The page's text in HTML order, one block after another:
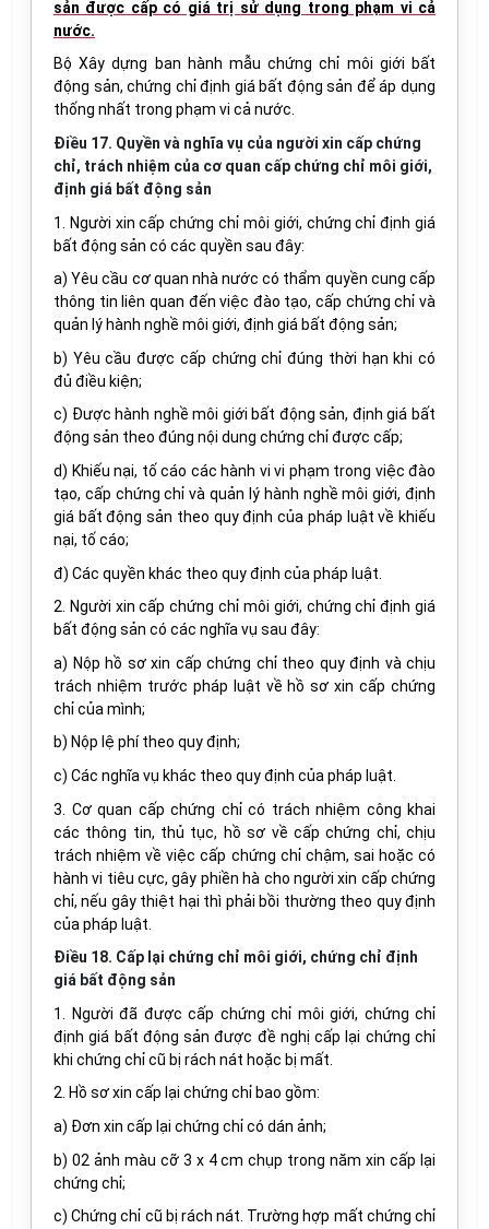
sản được cấp có giá trị sử dụng trong phạm vi cả
nước.
Bộ Xây dựng ban hành mẫu chứng chỉ môi giới bất
động sản, chứng chỉ định giá bất động sản để áp dụng
thống nhất trong phạm vi cả nước.
Điều 17. Quyền và nghĩa vụ của người xin cấp chứng
chỉ, trách nhiệm của cơ quan cấp chứng chỉ môi giới,
định giá bất động sản
1. Người xin cấp chứng chỉ môi giới, chứng chỉ định giá
bất động sản có các quyền sau đây:
a) Yêu cầu cơ quan nhà nước có thẩm quyền cung cấp
thông tin liên quan đến việc đào tạo, cấp chứng chỉ và
quản lý hành nghề môi giới, định giá bất động sản;
b) Yêu cầu được cấp chứng chỉ đúng thời hạn khi có
đủ điều kiện;
c) Được hành nghề môi giới bất động sản, định giá bất
động sản theo đúng nội dung chứng chỉ được cấp;
d) Khiếu nại, tố cáo các hành vi vi phạm trong việc đào
tạo, cấp chứng chỉ và quản lý hành nghề môi giới, định
giá bất động sản theo quy định của pháp luật về khiếu
nại, tố cáo;
đ) Các quyền khác theo quy định của pháp luật.
2. Người xin cấp chứng chỉ môi giới, chứng chỉ định giá
bất động sản có các nghĩa vụ sau đây:
a) Nộp hồ sơ xin cấp chứng chỉ theo quy định và chịu
trách nhiệm trước pháp luật về hồ sơ xin cấp chứng
chỉ của mình;
b) Nộp lệ phí theo quy định;
c) Các nghĩa vụ khác theo quy định của pháp luật.
3. Cơ quan cấp chứng chỉ có trách nhiệm công khai
các thông tin, thủ tục, hồ sơ về cấp chứng chỉ, chịu
trách nhiệm về việc cấp chứng chỉ chậm, sai hoặc có
hành vi tiêu cực, gây phiền hà cho người xin cấp chứng
chỉ, nếu gây thiệt hại thì phải bồi thường theo quy định
của pháp luật.
Điều 18. Cấp lại chứng chỉ môi giới, chứng chỉ định
giá bất động sản
1. Người đã được cấp chứng chỉ môi giới, chứng chỉ
định giá bất động sản được đề nghị cấp lại chứng chỉ
khi chứng chỉ cũ bị rách nát hoặc bị mất.
2. Hồ sơ xin cấp lại chứng chỉ bao gồm:
a) Đơn xin cấp lại chứng chỉ có dán ảnh;
b) 02 ảnh màu cỡ 3 x 4 cm chụp trong năm xin cấp lại
chứng chỉ;
c) Chứng chỉ cũ bị rách nát. Trường hợp mất chứng chỉ